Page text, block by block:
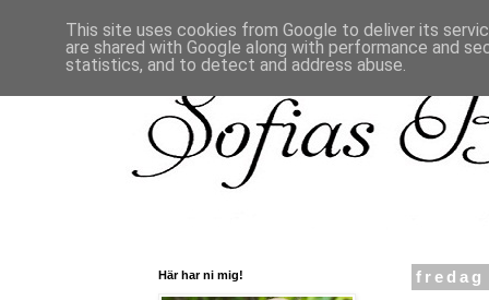
fredag
Här har ni mig!
This site uses cookies from Google to deliver its
are shared with Google along with performance and
statistics, and to detect and address abuse.